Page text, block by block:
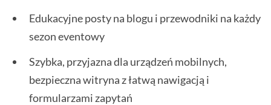
Edukacyjne posty na blogu i przewodniki na każdy
sezon eventowy
Szybka, przyjazna dla urządzeń mobilnych,
bezpieczna witryna z łatwą nawigacją i
formularzami zapytań